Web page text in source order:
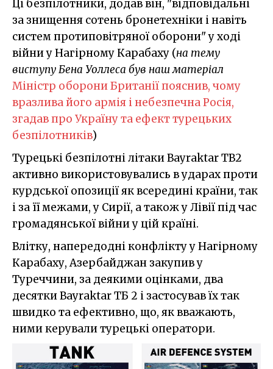
Ці безпілотники, додав він, "відповідальні
за знищення сотень бронетехніки і навіть
систем протиповітряної оборони" у ході
війни у Нагірному Карабаху (на тему
виступу Бена Уоллеса був наш матеріал
Міністр оборони Британії пояснив, чому
вразлива його армія і небезпечна Росія,
згадав про Україну та ефект турецьких
безпілотників)
Турецькі безпілотні літаки Bayraktar TB2
активно використовувались в ударах проти
курдської опозиції як всередині країни, так
і за її межами, у Сирії, а також у Лівії під час
громадянської війни у цій країні.
Влітку, напередодні конфлікту у Нагірному
Карабаху, Азербайджан закупив у
Туреччини, за деякими оцінками, два
десятки Bayraktar ТБ 2 і застосував їх так
швидко та ефективно, що, як вважають,
ними керували турецькі оператори.